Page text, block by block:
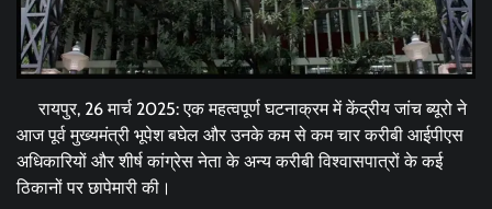
रायपुर, 26 मार्च 2025: एक महत्वपूर्ण घटनाक्रम में केंद्रीय जांच ब्यूरो ने
आज पूर्व मुख्यमंत्री भूपेश बघेल और उनके कम से कम चार करीबी आईपीएस
अधिकारियों और शीर्ष कांग्रेस नेता के अन्य करीबी विश्वासपात्रों के कई
ठिकानों पर छापेमारी की।